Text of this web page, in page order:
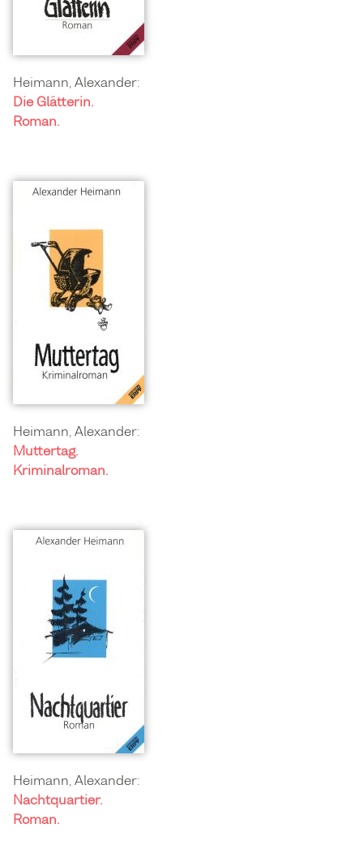
Heimann, Alexander:
Die Glätterin.
Roman.
Heimann, Alexander:
Muttertag.
Kriminalroman.
Heimann, Alexander:
Nachtquartier.
Roman.